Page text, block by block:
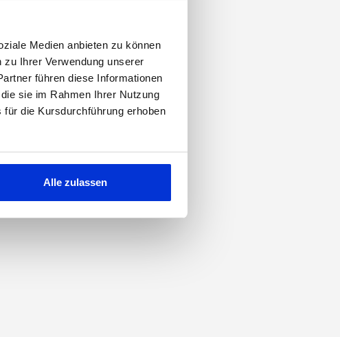
Medien anbieten zu können
Ihrer Verwendung unserer
führen diese Informationen
sie im Rahmen Ihrer Nutzung
die Kursdurchführung erhoben
Alle zulassen